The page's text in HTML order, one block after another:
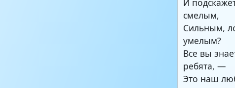
смелым,
Сильным,
умелым?
Все вы
ребята, —
Это наш